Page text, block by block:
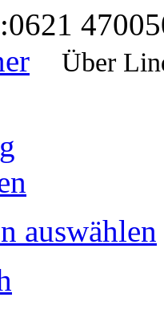
0621
Über
auswählen